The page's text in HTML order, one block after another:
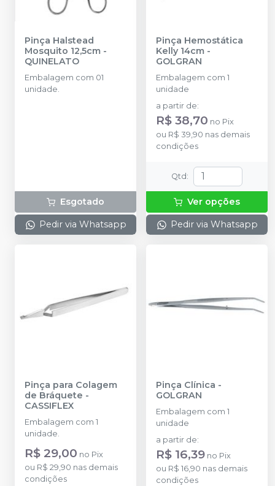
Pinça Halstead
Mosquito 12,5cm -
QUINELATO
Embalagem com 01
unidade.
Esgotado
Pedir via Whatsapp
Pinça Hemostática
Kelly 14cm -
GOLGRAN
Embalagem com 1
unidade
a partir de:
R$ 38,70 no Pix
ou R$ 39,90 nas demais
condições
Qtd :
Ver opções
Pedir via Whatsapp
Pinça para Colagem
de Bráquete -
CASSIFLEX
Embalagem com 1
unidade.
R$ 29,00 no Pix
ou R$ 29,90 nas demais
condições
Pinça Clínica -
GOLGRAN
Embalagem com 1
unidade
a partir de:
R$ 16,39 no Pix
ou R$ 16,90 nas demais
condições